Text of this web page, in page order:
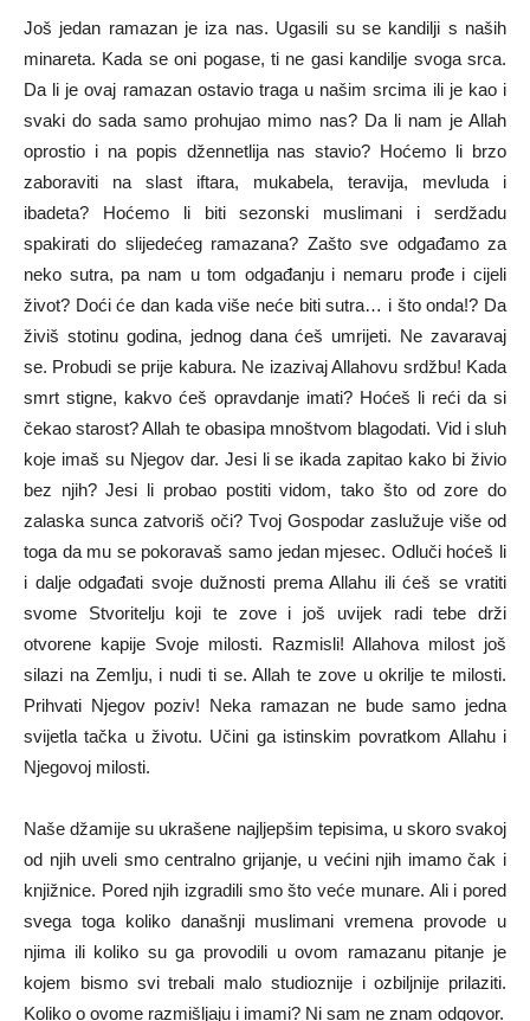
Još jedan ramazan je iza nas. Ugasili su se kandilji s naših
minareta. Kada se oni pogase, ti ne gasi kandilje svoga srca.
Da li je ovaj ramazan ostavio traga u našim srcima ili je kao i
svaki do sada samo prohujao mimo nas? Da li nam je Allah
oprostio i na popis džennetlija nas stavio? Hoćemo li brzo
zaboraviti na slast iftara, mukabela, teravija, mevluda i
ibadeta? Hoćemo li biti sezonski muslimani i serdžadu
spakirati do slijedećeg ramazana? Zašto sve odgađamo za
neko sutra, pa nam u tom odgađanju i nemaru prođe i cijeli
život? Doći će dan kada više neće biti sutra… i što onda!? Da
živiš stotinu godina, jednog dana ćeš umrijeti. Ne zavaravaj
se. Probudi se prije kabura. Ne izazivaj Allahovu srdžbu! Kada
smrt stigne, kakvo ćeš opravdanje imati? Hoćeš li reći da si
čekao starost? Allah te obasipa mnoštvom blagodati. Vid i sluh
koje imaš su Njegov dar. Jesi li se ikada zapitao kako bi živio
bez njih? Jesi li probao postiti vidom, tako što od zore do
zalaska sunca zatvoriš oči? Tvoj Gospodar zaslužuje više od
toga da mu se pokoravaš samo jedan mjesec. Odluči hoćeš li
i dalje odgađati svoje dužnosti prema Allahu ili ćeš se vratiti
svome Stvoritelju koji te zove i još uvijek radi tebe drži
otvorene kapije Svoje milosti. Razmisli! Allahova milost još
silazi na Zemlju, i nudi ti se. Allah te zove u okrilje te milosti.
Prihvati Njegov poziv! Neka ramazan ne bude samo jedna
svijetla tačka u životu. Učini ga istinskim povratkom Allahu i
Njegovoj milosti.
Naše džamije su ukrašene najljepšim tepisima, u skoro svakoj
od njih uveli smo centralno grijanje, u većini njih imamo čak i
knjižnice. Pored njih izgradili smo što veće munare. Ali i pored
svega toga koliko današnji muslimani vremena provode u
njima ili koliko su ga provodili u ovom ramazanu pitanje je
kojem bismo svi trebali malo studioznije i ozbiljnije prilaziti.
Koliko o ovome razmišljaju i imami? Ni sam ne znam odgovor.